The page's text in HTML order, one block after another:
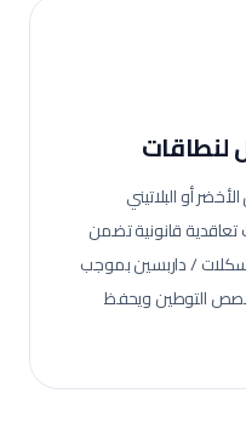
لنطاقات
أو البلاتيني
تعاقدية قانونية تضمن
/ داربسينبموجب
التوطين ويحفظ